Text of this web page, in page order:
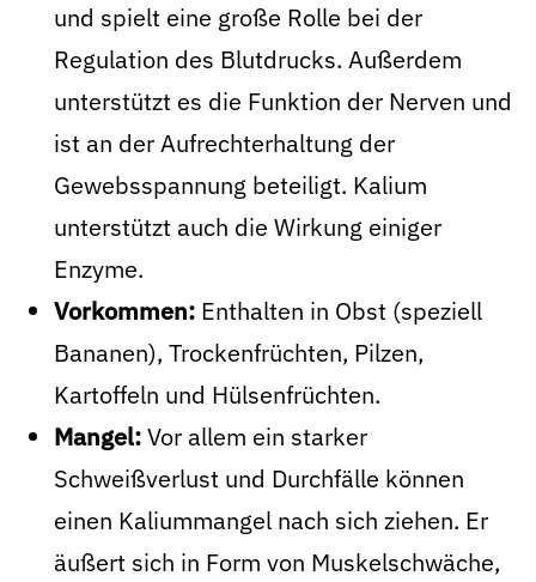
und spielt eine große Rolle bei der
Regulation des Blutdrucks. Außerdem
unterstützt es die Funktion der Nerven und
ist an der Aufrechterhaltung der
Gewebsspannung beteiligt. Kalium
unterstützt auch die Wirkung einiger
Enzyme.
Vorkommen: Enthalten in Obst (speziell
Bananen), Trockenfrüchten, Pilzen,
Kartoffeln und Hülsenfrüchten.
Mangel:Vor allem ein starker
Schweißverlust und Durchfälle können
einen Kaliummangel nach sich ziehen. Er
äußert sich in Form von Muskelschwäche,